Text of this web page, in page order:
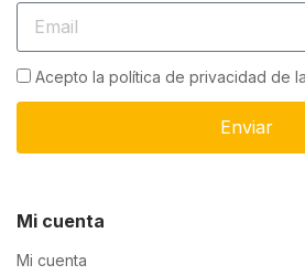
Acepto la política de privacidad de
Enviar
Mi cuenta
Mi cuenta